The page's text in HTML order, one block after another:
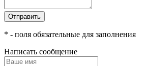
Отправить
* - поля обязательные для заполнения
Написать сообщение